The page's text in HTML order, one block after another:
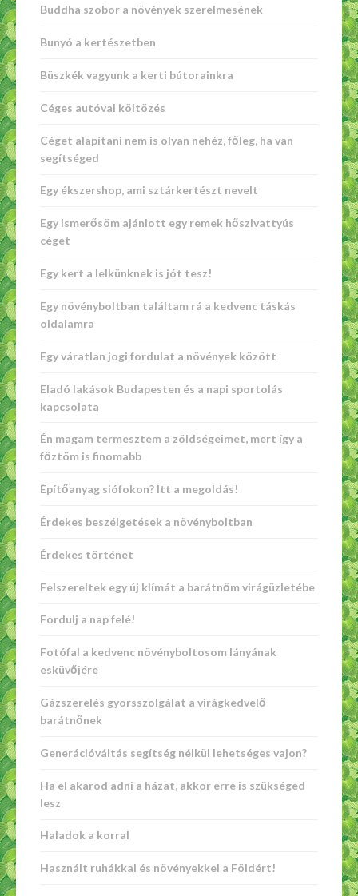
Buddha szobor a növények szerelmesének
Bunyó a kertészetben
Büszkék vagyunk a kerti bútorainkra
Céges autóval költözés
Céget alapítani nem is olyan nehéz, főleg, ha van
segítséged
Egy ékszershop, ami sztárkertészt nevelt
Egy ismerősöm ajánlott egy remek hőszivattyús
céget
Egy kert a lelkünknek is jót tesz!
Egy növényboltban találtam rá a kedvenc táskás
oldalamra
Egy váratlan jogi fordulat a növények között
Eladó lakások Budapesten és a napi sportolás
kapcsolata
Én magam termesztem a zöldségeimet, mert így a
főztöm is finomabb
Építőanyag siófokon? Itt a megoldás!
Érdekes beszélgetések a növényboltban
Érdekes történet
Felszereltek egy új klímát a barátnőm virágüzletébe
Fordulj a nap felé!
Fotófal a kedvenc növényboltosom lányának
esküvőjére
Gázszerelés gyorsszolgálat a virágkedvelő
barátnőnek
Generációváltás segítség nélkül lehetséges vajon?
Ha el akarod adni a házat, akkor erre is szükséged
lesz
Haladok a korral
Használt ruhákkal és növényekkel a Földért!